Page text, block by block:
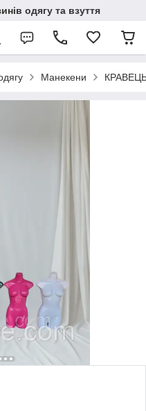
одягу та взуття
Манекени